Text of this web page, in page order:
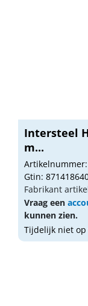
Intersteel
m...
Gtin:
Fabrikant
Vraag een
kunnen zien.
Tijdelijk niet op